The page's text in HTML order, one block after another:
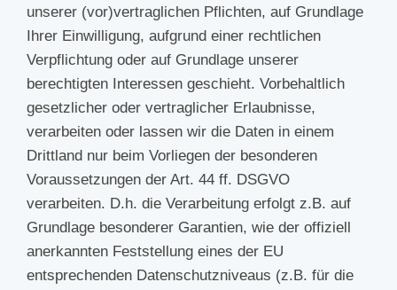
unserer (vor)vertraglichen Pflichten, auf Grundlage
Ihrer Einwilligung, aufgrund einer rechtlichen
Verpflichtung oder auf Grundlage unserer
berechtigten Interessen geschieht. Vorbehaltlich
gesetzlicher oder vertraglicher Erlaubnisse,
verarbeiten oder lassen wir die Daten in einem
Drittland nur beim Vorliegen der besonderen
Voraussetzungen der Art. 44 ff. DSGVO
verarbeiten. D.h. die Verarbeitung erfolgt z.B. auf
Grundlage besonderer Garantien, wie der offiziell
anerkannten Feststellung eines der EU
entsprechenden Datenschutzniveaus (z.B. für die